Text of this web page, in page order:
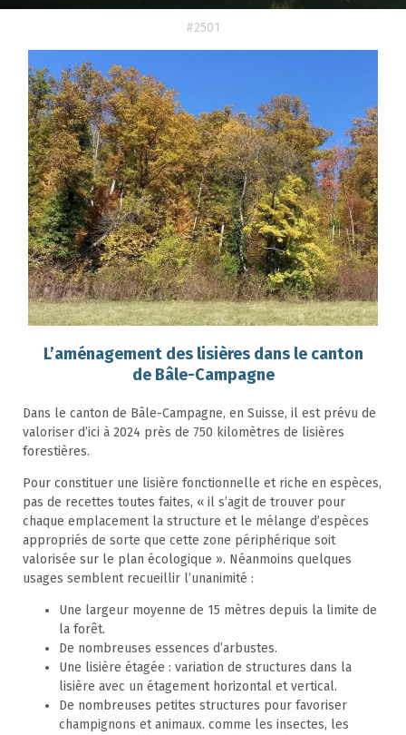
#2501
L’aménagement des lisières dans le canton
de Bâle-Campagne
Dans le canton de Bâle-Campagne, en Suisse, il est prévu de
valoriser d’ici à 2024 près de 750 kilomètres de lisières
forestières.
Pour constituer une lisière fonctionnelle et riche en espèces,
pas de recettes toutes faites, « il s’agit de trouver pour
chaque emplacement la structure et le mélange d’espèces
appropriés de sorte que cette zone périphérique soit
valorisée sur le plan écologique ». Néanmoins quelques
usages semblent recueillir l’unanimité :
Une largeur moyenne de 15 mètres depuis la limite de
la forêt.
De nombreuses essences d’arbustes.
Une lisière étagée : variation de structures dans la
lisière avec un étagement horizontal et vertical.
De nombreuses petites structures pour favoriser
champignons et animaux. comme les insectes, les